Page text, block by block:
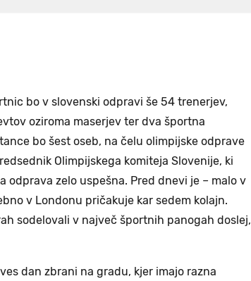
bo v slovenski odpravi še 54 trenerjev,
oziroma maserjev ter dva športna
bo šest oseb, na čelu olimpijske odprave
Olimpijskega komiteja Slovenije, ki
odprava zelo uspešna. Pred dnevi je – malo v
v Londonu pričakuje kar sedem kolajn.
sodelovali v največ športnih panogah doslej,
dan zbrani na gradu, kjer imajo razna